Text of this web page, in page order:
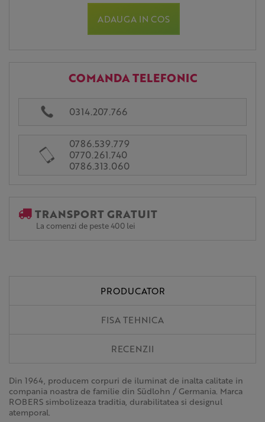
ADAUGA IN COS
COMANDA TELEFONIC
0314.207.766
0786.539.779
0770.261.740
0786.313.060
TRANSPORT GRATUIT
La comenzi de peste 400 lei
PRODUCATOR
FISA TEHNICA
RECENZII
Din 1964, producem corpuri de iluminat de inalta calitate in
compania noastra de familie din Südlohn / Germania. Marca
ROBERS simbolizeaza traditia, durabilitatea si designul
atemporal.